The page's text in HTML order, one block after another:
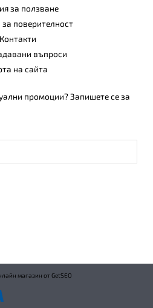
за ползване
поверителност
Контакти
въпроси
на сайта
промоции? Запишете се за
магазин от GetSEO